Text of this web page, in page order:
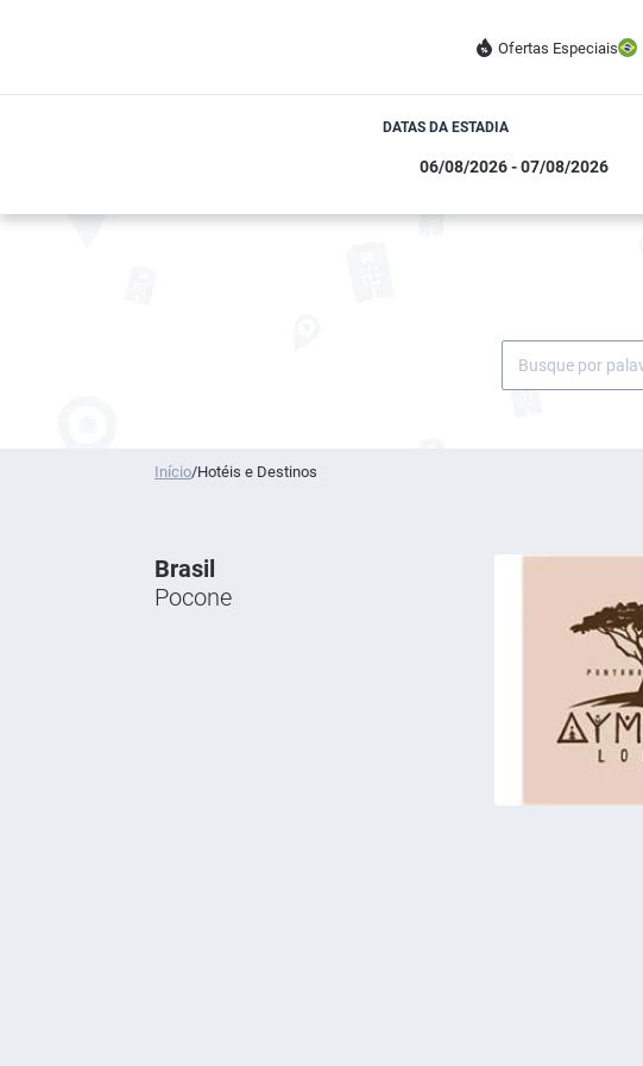
Ofertas Especiais
DATAS DA ESTADIA
Início/Hotéis e Destinos
Brasil
Pocone